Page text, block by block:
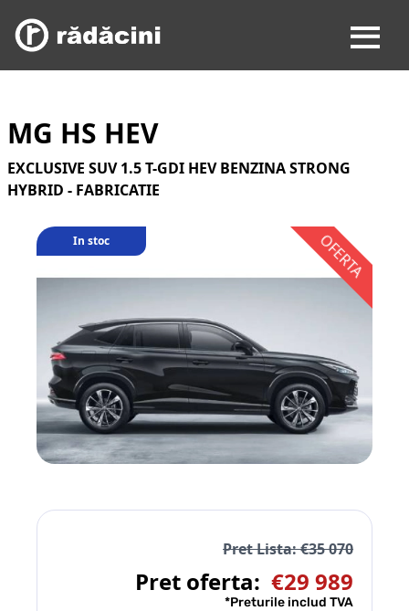
MG HS HEV
EXCLUSIVE SUV 1.5 T-GDI HEV BENZINA STRONG
HYBRID - FABRICATIE
In stoc
Pret Lista: €35 070
Pret oferta: €29 989
*Preturile includ TVA